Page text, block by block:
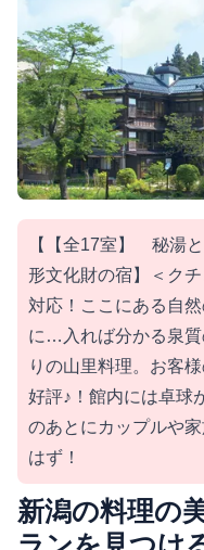
【【全17室】 秘湯
形文化財の宿】＜ク
対応！ここにある自
に…入れば分かる泉
りの山里料理。お客
好評♪！館内には卓球
のあとにカップルや
はず！
新潟の料理の